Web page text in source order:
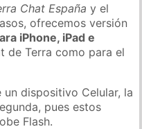
Chat España y el
ofrecemos versión
iPhone, iPad e
de Terra como para el
un dispositivo Celular, la
pues estos
Flash.